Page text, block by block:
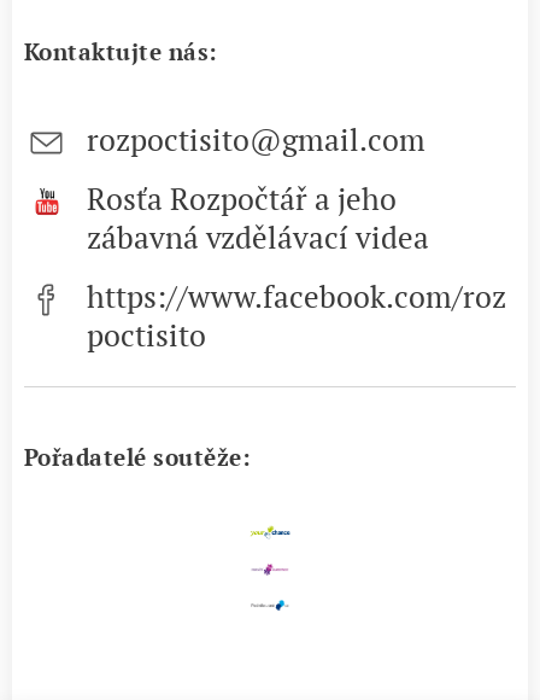
Kontaktujte nás:
rozpoctisito@gmail.com
Rosťa Rozpočtář a jeho
zábavná vzdělávací videa
https://www.facebook.com/roz
poctisito
Pořadatelé soutěže: